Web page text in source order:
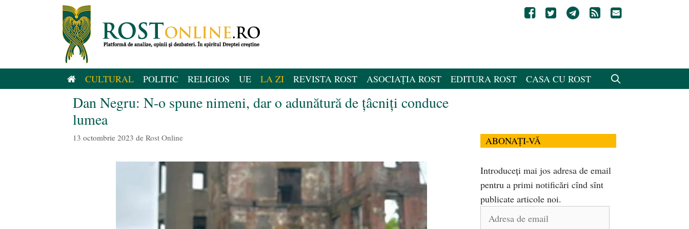
CULTURAL POLITIC RELIGIOS UE LA ZI REVISTA ROST ASOCIAȚIA ROST EDITURA ROST CASA CU ROST
Dan Negru: N-o spune nimeni, dar o adunătură de țâcniți conduce
lumea
13 octombrie 2023 de Rost Online ABONAȚI-VĂ
Introduceți mai jos adresa de email
pentru a primi notificări cînd sînt
publicate articole noi.
Adresa